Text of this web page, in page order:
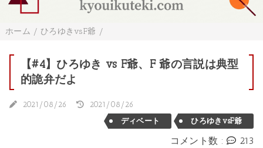
ホーム / ひろゆきvsF爺 /
【#4】ひろゆき vs F爺、F 爺の言説は典型
的詭弁だよ
2021/08/26
2021/08/26
ディベート
ひろゆきvsF爺
コメント数 : 213